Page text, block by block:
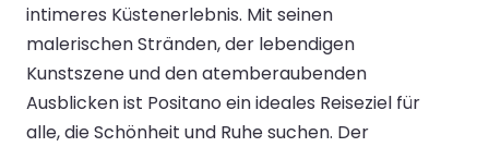
intimeres Küstenerlebnis. Mit seinen
malerischen Stränden, der lebendigen
Kunstszene und den atemberaubenden
Ausblicken ist Positano ein ideales Reiseziel für
alle, die Schönheit und Ruhe suchen. Der